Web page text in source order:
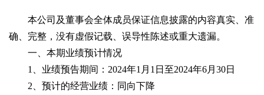
本公司及董事会全体成员保证信息披露的内容真实、准
确、完整，没有虚假记载、误导性陈述或重大遗漏。
一、本期业绩预计情况
1、业绩预告期间：2024年1月1日至2024年6月30日
2、预计的经营业绩：同向下降